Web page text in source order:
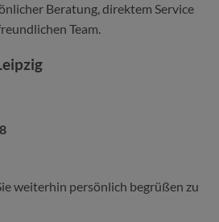
Beratung, direktem Service
Team.
weiterhin persönlich begrüßen zu